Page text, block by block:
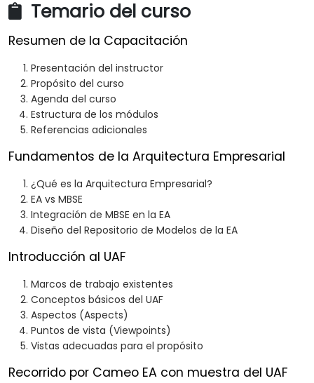
Temario del curso
Resumen de la Capacitación
Presentación del instructor
Propósito del curso
Agenda del curso
Estructura de los módulos
Referencias adicionales
Fundamentos de la Arquitectura Empresarial
¿Qué es la Arquitectura Empresarial?
EA vs MBSE
Integración de MBSE en la EA
Diseño del Repositorio de Modelos de la EA
Introducción al UAF
Marcos de trabajo existentes
Conceptos básicos del UAF
Aspectos (Aspects)
Puntos de vista (Viewpoints)
Vistas adecuadas para el propósito
Recorrido por Cameo EA con muestra del UAF